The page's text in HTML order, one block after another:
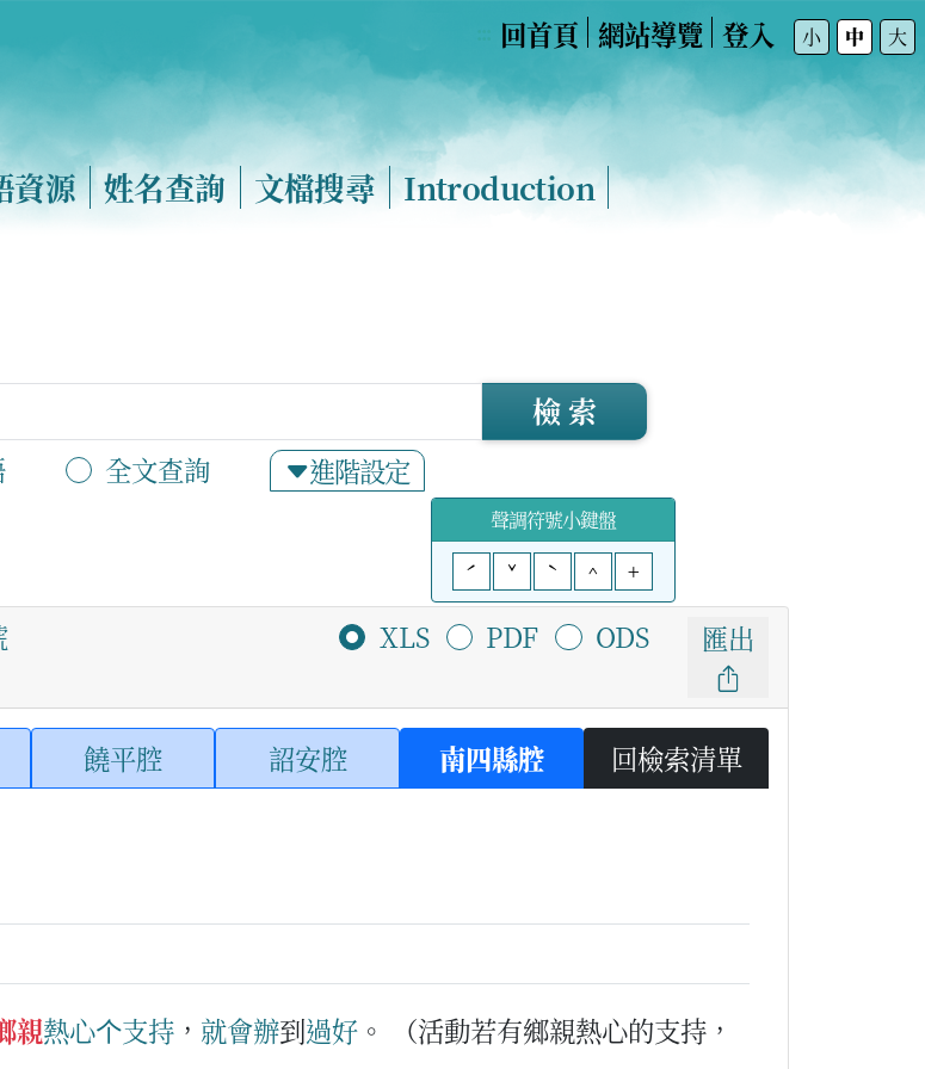
回首頁 網站導覽 登入 小 中 大
資源 姓名查詢 文檔搜尋 Introduction
全文查詢 進階設定
檢 索
聲調符號小鍵盤
ˊ
ˇ ˋ ^ +
XLS PDF ODS 匯出
饒平腔 詔安腔 南四縣腔 回檢索清單
親熱心个支持 ， 就會辦到過好 。
（活動若有鄉親熱心的支持，